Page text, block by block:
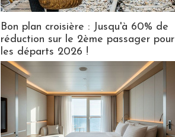
Bon plan croisière : Jusqu'à 60% de
réduction sur le 2ème passager pour
les départs 2026 !